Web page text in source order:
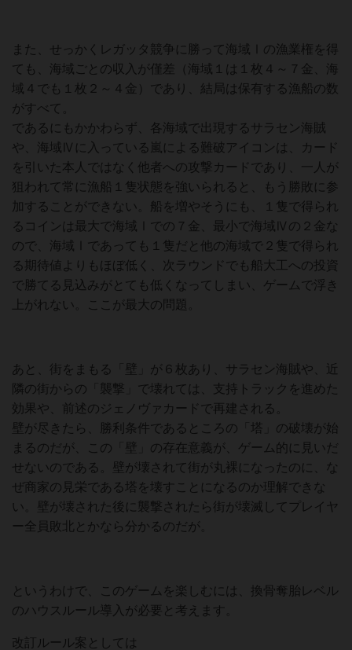
また、せっかくレガッタ競争に勝って海域Ⅰの漁業権を得
ても、海域ごとの収入が僅差（海域１は１枚４～７金、海
域４でも１枚２～４金）であり、結局は保有する漁船の数
がすべて。
であるにもかかわらず、各海域で出現するサラセン海賊
や、海域Ⅳに入っている嵐による難破アイコンは、カード
を引いた本人ではなく他者への攻撃カードであり、一人が
狙われて常に漁船１隻状態を強いられると、もう勝敗に参
加することができない。船を増やそうにも、１隻で得られ
るコインは最大で海域Ⅰでの７金、最小で海域Ⅳの２金な
ので、海域Ⅰであっても１隻だと他の海域で２隻で得られ
る期待値よりもほぼ低く、次ラウンドでも船大工への投資
で勝てる見込みがとても低くなってしまい、ゲームで浮き
上がれない。ここが最大の問題。
あと、街をまもる「壁」が６枚あり、サラセン海賊や、近
隣の街からの「襲撃」で壊れては、支持トラックを進めた
効果や、前述のジェノヴァカードで再建される。
壁が尽きたら、勝利条件であるところの「塔」の破壊が始
まるのだが、この「壁」の存在意義が、ゲーム的に見いだ
せないのである。壁が壊されて街が丸裸になったのに、な
ぜ商家の見栄である塔を壊すことになるのか理解できな
い。壁が壊された後に襲撃されたら街が壊滅してプレイヤ
ー全員敗北とかなら分かるのだが。
というわけで、このゲームを楽しむには、換骨奪胎レベル
のハウスルール導入が必要と考えます。
改訂ルール案としては